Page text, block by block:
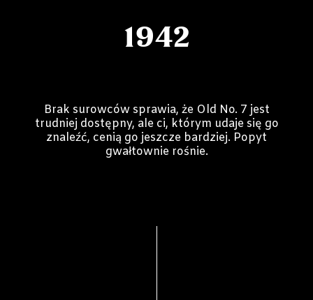
1942
Brak surowców sprawia, że Old No. 7 jest
trudniej dostępny, ale ci, którym udaje się go
znaleźć, cenią go jeszcze bardziej. Popyt
gwałtownie rośnie.